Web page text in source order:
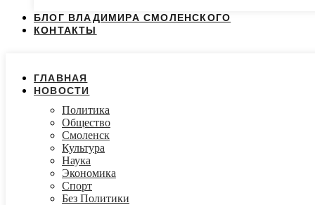
БЛОГ ВЛАДИМИРА СМОЛЕНСКОГО
КОНТАКТЫ
ГЛАВНАЯ
НОВОСТИ
Политика
Общество
Смоленск
Культура
Наука
Экономика
Спорт
Без Политики